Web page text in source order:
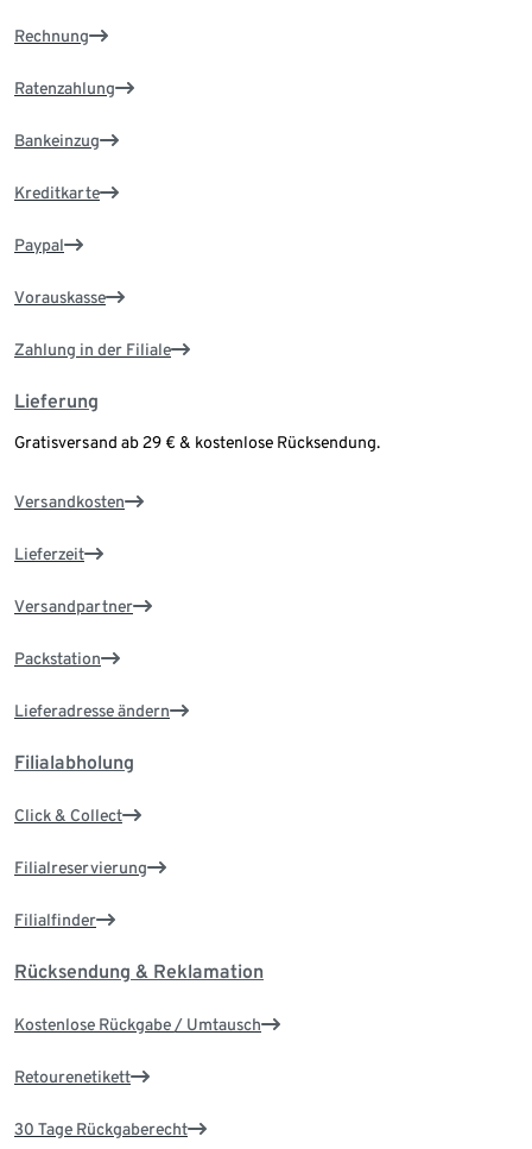
Rechnung
Ratenzahlung
Bankeinzug
Kreditkarte
Paypal
Vorauskasse
Zahlung in der Filiale
Lieferung
Gratisversand ab 29 € & kostenlose Rücksendung.
Versandkosten
Lieferzeit
Versandpartner
Packstation
Lieferadresse ändern
Filialabholung
Click & Collect
Filialreservierung
Filialfinder
Rücksendung & Reklamation
Kostenlose Rückgabe / Umtausch
Retourenetikett
30 Tage Rückgaberecht